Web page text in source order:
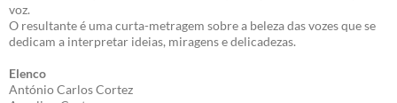
voz.
O resultante é uma curta-metragem sobre a beleza das vozes que se
dedicam a interpretar ideias, miragens e delicadezas.
Elenco
António Carlos Cortez